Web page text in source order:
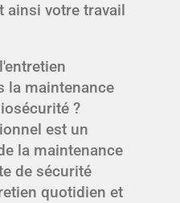
ainsi votre travail
la maintenance
?
est un
la maintenance
de sécurité
quotidien et